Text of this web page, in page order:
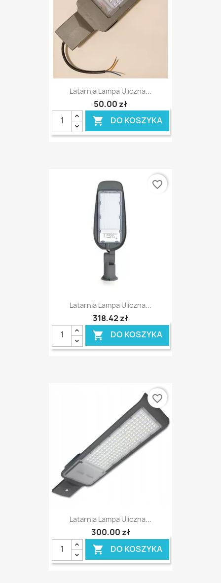
Latarnia Lampa Uliczna...
50,00 zł
 DO KOSZYKA
Latarnia Lampa Uliczna...
318,42 zł
 DO KOSZYKA
favorite_border
Latarnia Lampa Uliczna...
300,00 zł
 DO KOSZYKA
favorite_border